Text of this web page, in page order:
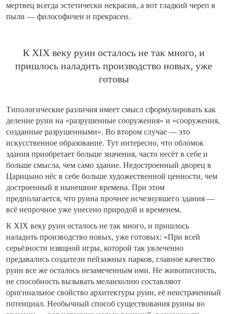
мертвец всегда эстетически некрасив, а вот гладкий череп в
пыли — философичен и прекрасен.
К XIX веку руин осталось не так много, и
пришлось наладить производство новых, уже
готовы
Типологические различия имеет смысл сформулировать как
деление руин на «разрушенные сооружения» и «сооружения,
созданные разрушенными». Во втором случае — это
искусственное образование. Тут интересно, что обломок
здания приобретает больше значения, часто несёт в себе и
больше смысла, чем само здание. Недостроенный дворец в
Царицыно нёс в себе больше художественной ценности, чем
достроенный в нынешние времена. При этом
предполагается, что руина прочнее исчезнувшего здания —
всё непрочное уже унесено природой и временем.
К XIX веку руин осталось не так много, и пришлось
наладить производство новых, уже готовых: «При всей
серьёзности изящной игры, которой так увлеченно
предавались создатели пейзажных парков, главное качество
руин все же осталось незамеченным ими. Не живописность,
не способность вызывать меланхолию составляют
оригинальное свойство архитектуры руин, её неистраченный
потенциал. Необычный способ существования руины во